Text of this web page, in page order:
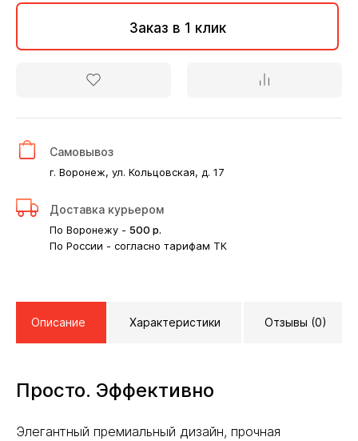
Заказ в 1 клик
Самовывоз
г. Воронеж, ул. Кольцовская, д. 17
Доставка курьером
По Воронежу - 500 р.
По России - согласно тарифам ТК
Описание Характеристики Отзывы (0)
Просто. Эффективно
Элегантный премиальный дизайн, прочная